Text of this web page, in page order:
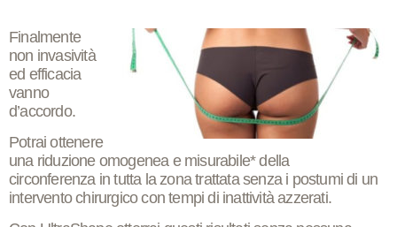
Finalmente
non invasività
ed efficacia
vanno
d’accordo.
Potrai ottenere
una riduzione omogenea e misurabile* della
circonferenza in tutta la zona trattatasenza i postumi di un
intervento chirurgicocon tempi di inattività azzerati.